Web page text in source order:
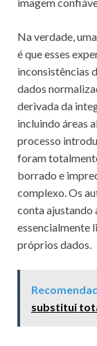
Na verdade,
é que esses
inconsistências
dados
derivada da
incluindo áreas
processo
foram
borrado e
complexo. Os
conta ajustando
essencialmente
próprios dados.
substitui